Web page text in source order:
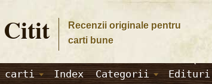
Recenzii originale pentru
carti bune
carti Index Categorii Edituri